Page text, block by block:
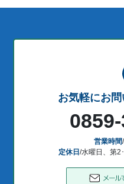
お気軽にお問
営業時間
定休日 /水曜日、第2